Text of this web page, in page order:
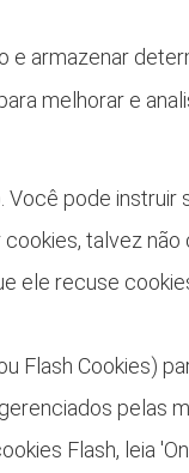
armazenar
melhorar e
pode instruir
talvez não
ele recuse
Flash Cookies)
pelas
Flash, leia